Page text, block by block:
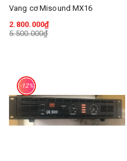
Vang cơ Misound MX16
2.800.000₫
5.500.000₫
-12%